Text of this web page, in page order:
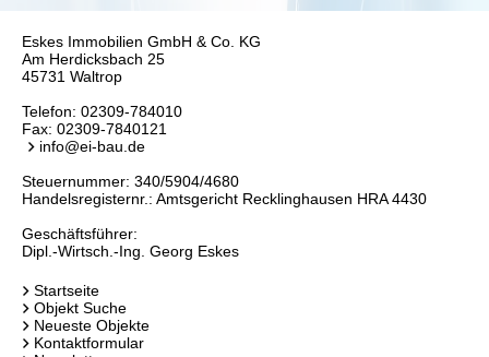
Eskes Immobilien GmbH & Co. KG
Am Herdicksbach 25
45731 Waltrop
Telefon: 02309-784010
Fax: 02309-7840121
info@ei-bau.de
Steuernummer: 340/5904/4680
Handelsregisternr.: Amtsgericht Recklinghausen HRA 4430
Geschäftsführer:
Dipl.-Wirtsch.-Ing. Georg Eskes
Startseite
Objekt Suche
Neueste Objekte
Kontaktformular